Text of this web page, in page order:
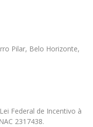
Pilar, Belo Horizonte,
Federal de Incentivo à
2317438.